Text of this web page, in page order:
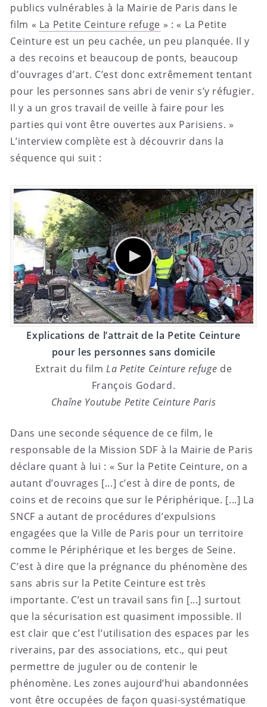
publics vulnérables à la Mairie de Paris dans le
film « La Petite Ceinture refuge » : « La Petite
Ceinture est un peu cachée, un peu planquée. Il y
a des recoins et beaucoup de ponts, beaucoup
d’ouvrages d’art. C’est donc extrêmement tentant
pour les personnes sans abri de venir s’y réfugier.
Il y a un gros travail de veille à faire pour les
parties qui vont être ouvertes aux Parisiens. »
L’interview complète est à découvrir dans la
séquence qui suit :
Explications de l’attrait de la Petite Ceinture
pour les personnes sans domicile
Extrait du filmLa Petite Ceinture refuge de
François Godard.
Chaîne Youtube Petite Ceinture Paris
Dans une seconde séquence de ce film, le
responsable de la Mission SDF à la Mairie de Paris
déclare quant à lui : « Sur la Petite Ceinture, on a
autant d’ouvrages [...] c’est à dire de ponts, de
coins et de recoins que sur le Périphérique. [...] La
SNCF a autant de procédures d’expulsions
engagées que la Ville de Paris pour un territoire
comme le Périphérique et les berges de Seine.
C’est à dire que la prégnance du phénomène des
sans abris sur la Petite Ceinture est très
importante. C’est un travail sans fin [...] surtout
que la sécurisation est quasiment impossible. Il
est clair que c’est l’utilisation des espaces par les
riverains, par des associations, etc., qui peut
permettre de juguler ou de contenir le
phénomène. Les zones aujourd’hui abandonnées
vont être occupées de façon quasi-systématique